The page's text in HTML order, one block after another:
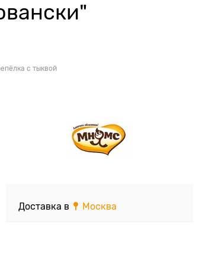
с тыквой
Доставка в Москва